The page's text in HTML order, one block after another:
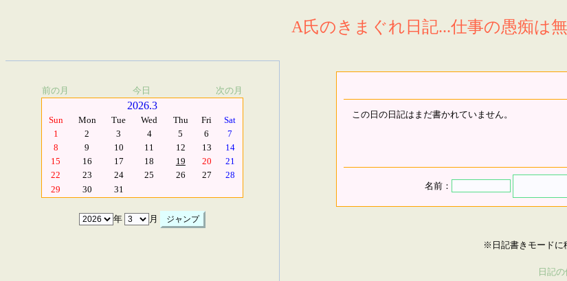
A氏のきまぐれ日記...仕事の愚痴は
前の月 今日 次の月
2026.3
Sun Mon Tue Wed Thu Fri
Sat
1
2 3 4 5 6
7
8
9 10 11 12 13
14
15
16 17 18 19 20
21
22
23 24 25 26 27
28
29
30 31
年 月
この日の日記はまだ書かれていません。
名前：
※日記書きモードに
日記